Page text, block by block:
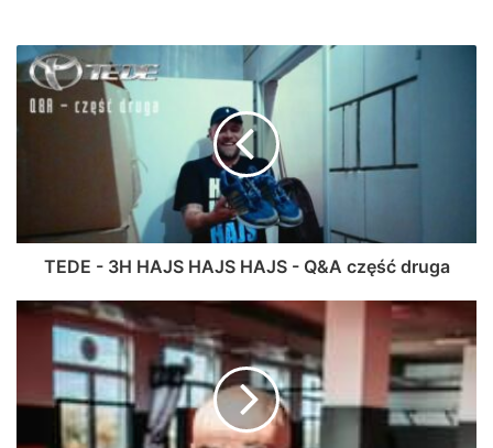
TEDE - 3H HAJS HAJS HAJS - Q&A część druga